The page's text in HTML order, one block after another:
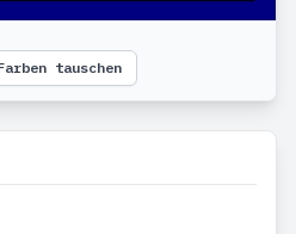
tauschen